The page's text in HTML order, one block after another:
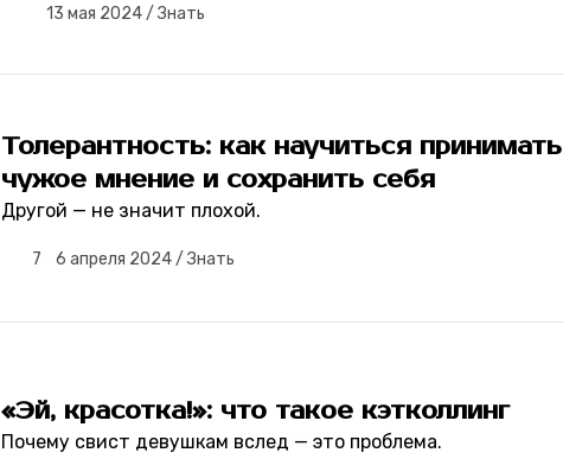
13 мая 2024/ Знать
Толерантность: как научиться принимать
чужое мнение и сохранить себя
Другой — не значит плохой.
7 6 апреля 2024/ Знать
«Эй, красотка!»: что такое кэтколлинг
Почему свист девушкам вслед — это проблема.